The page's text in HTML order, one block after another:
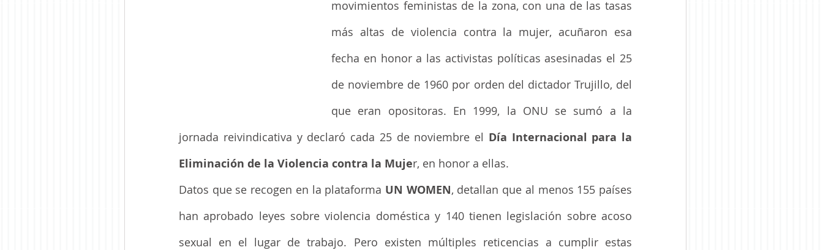
movimientos feministas de la zona, con una de las tasas
más altas de violencia contra la mujer, acuñaron esa
fecha en honor a las activistas políticas asesinadas el 25
de noviembre de 1960 por orden del dictador Trujillo, del
que eran opositoras. En 1999, la ONU se sumó a la
jornada reivindicativa y declaró cada 25 de noviembre el Día Internacional para la
Eliminación de la Violencia contra la Mujer, en honor a ellas.
Datos que se recogen en la plataforma UN WOMEN, detallan que al menos 155 países
han aprobado leyes sobre violencia doméstica y 140 tienen legislación sobre acoso
sexual en el lugar de trabajo. Pero existen múltiples reticencias a cumplir estas